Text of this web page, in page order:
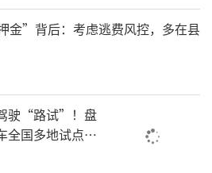
金”背后：考虑逃费风控，多在县
驶“路试”！盘
全国多地试点之